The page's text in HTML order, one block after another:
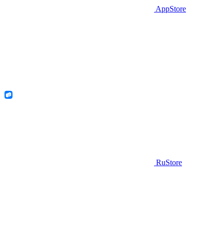
AppStore
RuStore